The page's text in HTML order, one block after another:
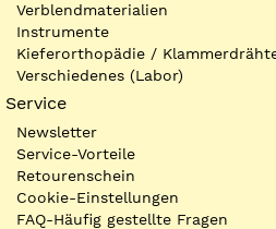
Verblendmaterialien
Instrumente
Kieferorthopädie /
Verschiedenes (Labor)
Service
Newsletter
Service-Vorteile
Retourenschein
Cookie-Einstellungen
FAQ-Häufig gestellte Fragen